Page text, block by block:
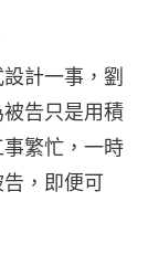
計一事，劉
告只是用積
繁忙，一時
，即便可